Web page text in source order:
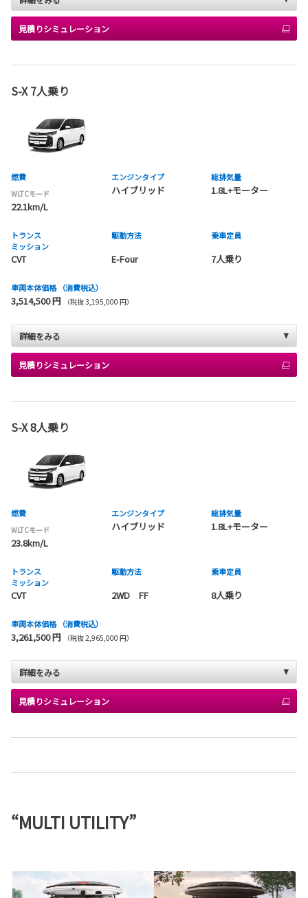
見積りシミュレーション
S-X 7人乗り
燃費
WLTCモード
22.1km/L
エンジンタイプ
ハイブリッド
総排気量
1.8L+モーター
トランス
ミッション
CVT
駆動方法
E-Four
乗車定員
7人乗り
車両本体価格 （消費税込）
3,514,500 円 （税抜 3,195,000 円）
詳細をみる
見積りシミュレーション
S-X 8人乗り
燃費
WLTCモード
23.8km/L
エンジンタイプ
ハイブリッド
総排気量
1.8L+モーター
トランス
ミッション
CVT
駆動方法
2WD FF
乗車定員
8人乗り
車両本体価格 （消費税込）
3,261,500 円 （税抜 2,965,000 円）
詳細をみる
見積りシミュレーション
“MULTI UTILITY”